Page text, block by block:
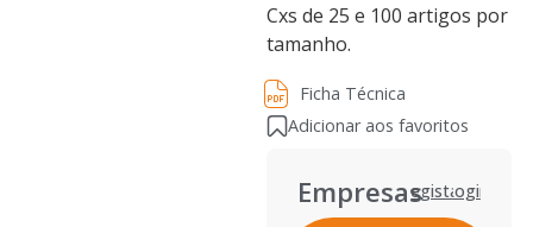
Cxs de 25 e 100 artigos por
tamanho.
Ficha Técnica
Adicionar aos favoritos
EmpresasRegistarLogin